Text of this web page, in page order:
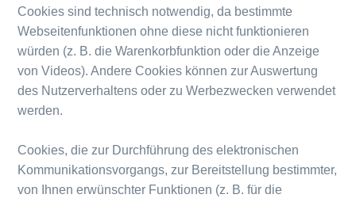
Cookies sind technisch notwendig, da bestimmte
Webseitenfunktionen ohne diese nicht funktionieren
würden (z. B. die Warenkorbfunktion oder die Anzeige
von Videos). Andere Cookies können zur Auswertung
des Nutzerverhaltens oder zu Werbezwecken verwendet
werden.
Cookies, die zur Durchführung des elektronischen
Kommunikationsvorgangs, zur Bereitstellung bestimmter,
von Ihnen erwünschter Funktionen (z. B. für die